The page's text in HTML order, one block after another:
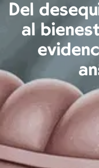
Del
al